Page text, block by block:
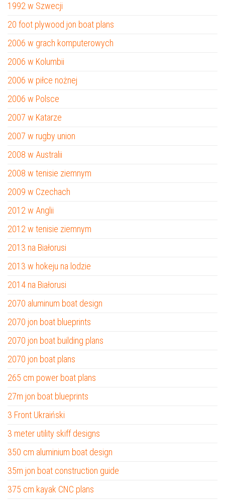
1992 w Szwecji
20 foot plywood jon boat plans
2006 w grach komputerowych
2006 w Kolumbii
2006 w piłce nożnej
2006 w Polsce
2007 w Katarze
2007 w rugby union
2008 w Australii
2008 w tenisie ziemnym
2009 w Czechach
2012 w Anglii
2012 w tenisie ziemnym
2013 na Białorusi
2013 w hokeju na lodzie
2014 na Białorusi
2070 aluminum boat design
2070 jon boat blueprints
2070 jon boat building plans
2070 jon boat plans
265 cm power boat plans
27m jon boat blueprints
3 Front Ukraiński
3 meter utility skiff designs
350 cm aluminium boat design
35m jon boat construction guide
375 cm kayak CNC plans